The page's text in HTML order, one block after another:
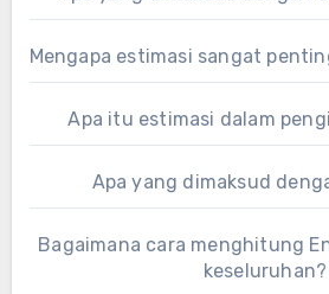
Mengapa estimasi sangat
Apa itu estimasi dalam
Apa yang dimaksud
Bagaimana cara menghitung
keseluruhan?